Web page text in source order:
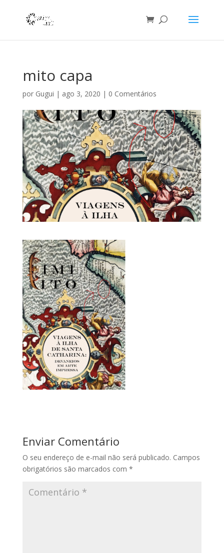
mito capa
por Gugui | ago 3, 2020 | 0 Comentários
Enviar Comentário
O seu endereço de e-mail não será publicado. Campos
obrigatórios são marcados com *